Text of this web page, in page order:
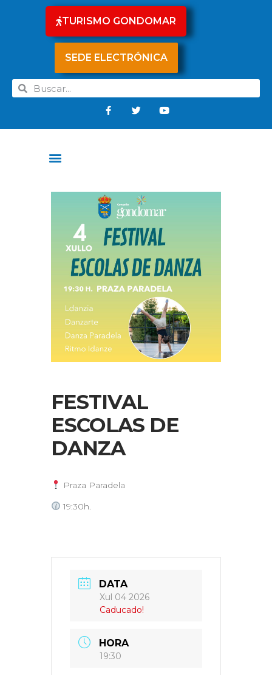
TURISMO GONDOMAR
SEDE ELECTRÓNICA
FESTIVAL
ESCOLAS DE
DANZA
Praza Paradela
19:30h.
DATA
Xul 04 2026
Caducado!
HORA
19:30